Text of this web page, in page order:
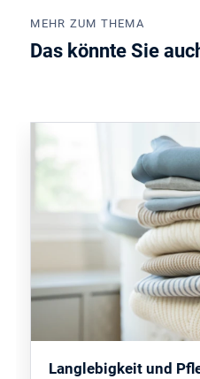
MEHR ZUM THEMA
Das könnte Sie
Langlebigkeit und